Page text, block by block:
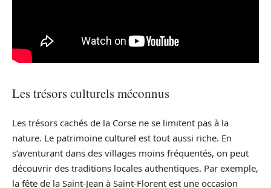
Les trésors culturels méconnus
Les trésors cachés de la Corse ne se limitent pas à la
nature. Le patrimoine culturel est tout aussi riche. En
s’aventurant dans des villages moins fréquentés, on peut
découvrir des traditions locales authentiques. Par exemple,
la fête de la Saint-Jean à Saint-Florent est une occasion